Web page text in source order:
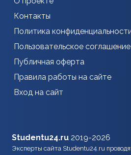
Контакты
Политика
Пользовательское соглашение
Публичная оферта
Правила работы на сайте
Вход на сайт
Studentu24.ru 2019-2026
Эксперты сайта Studentu24.ru